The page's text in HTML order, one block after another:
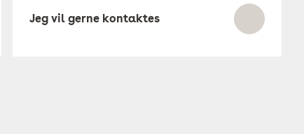
Jeg vil gerne kontaktes